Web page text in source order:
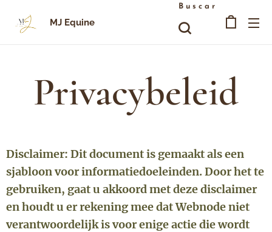
MJ Equine
Buscar
Privacybeleid
Disclaimer: Dit document is gemaakt als een
sjabloon voor informatiedoeleinden. Door het te
gebruiken, gaat u akkoord met deze disclaimer
en houdt u er rekening mee dat Webnode niet
verantwoordelijk is voor enige actie die wordt